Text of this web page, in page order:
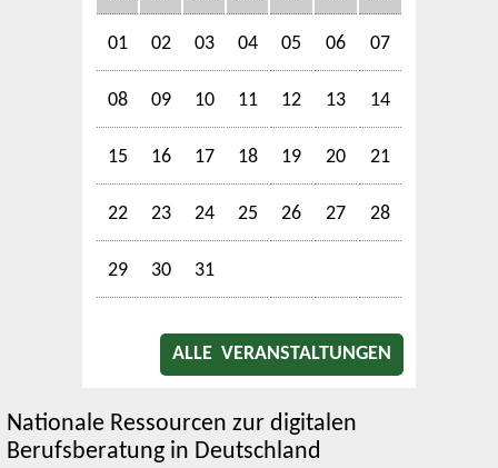
01 02 03 04 05 06 07
08 09 10 11 12 13 14
15 16 17 18 19 20 21
22 23 24 25 26 27 28
29 30 31
ALLE VERANSTALTUNGEN
Nationale Ressourcen zur digitalen
Berufsberatung in Deutschland